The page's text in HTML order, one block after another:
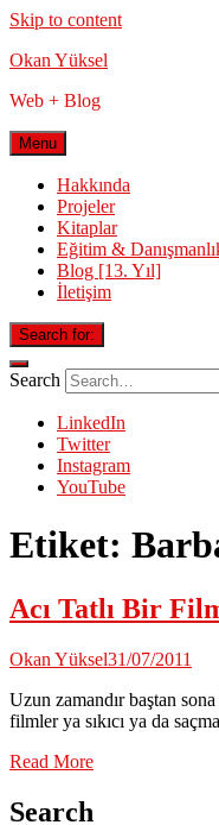
Skip to content
Okan Yüksel
Web + Blog
Menu
Hakkında
Projeler
Kitaplar
Eğitim &
Blog [13. Yıl]
İletişim
Search for:
Search
LinkedIn
Twitter
Instagram
YouTube
Etiket:
Acı Tatlı Bir
Okan Yüksel31/07/2011
Uzun zamandır baştan
filmler ya sıkıcı ya da
Read More
Search